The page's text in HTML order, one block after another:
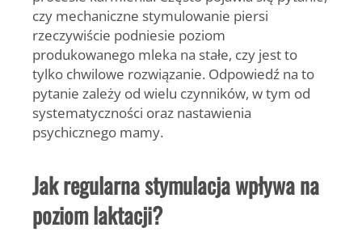
czy mechaniczne stymulowanie piersi
rzeczywiście podniesie poziom
produkowanego mleka na stałe, czy jest to
tylko chwilowe rozwiązanie. Odpowiedź na to
pytanie zależy od wielu czynników, w tym od
systematyczności oraz nastawienia
psychicznego mamy.
Jak regularna stymulacja wpływa na
poziom laktacji?